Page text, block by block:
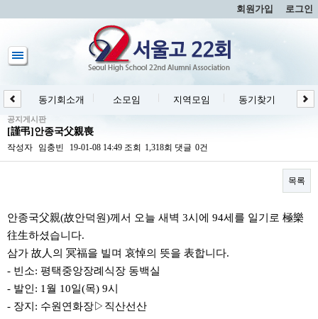
회원가입 로그인
동기회소개 소모임 지역모임 동기찾기 동
공지게시판
[謹弔]안종국父親喪
작성자 임충빈 19-01-08 14:49 조회 1,318회 댓글 0건
목록
본문
안종국父親(故안덕원)께서 오늘 새벽 3시에 94세를 일기로 極樂
往生하셨습니다.
삼가 故人의 冥福을 빌며 哀悼의 뜻을 表합니다.
- 빈소: 평택중앙장례식장 동백실
- 발인: 1월 10일(목) 9시
- 장지: 수원연화장▷직산선산